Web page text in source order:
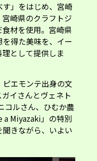
」をはじめ、宮崎
崎県のクラフトジ
材を使用。宮崎県
得た美味を、イー
として提供しま
エモンテ出身の文
イさんとヴェネト
コルさん、ひむか農
a Miyazaki」の特別
きながら、いよい